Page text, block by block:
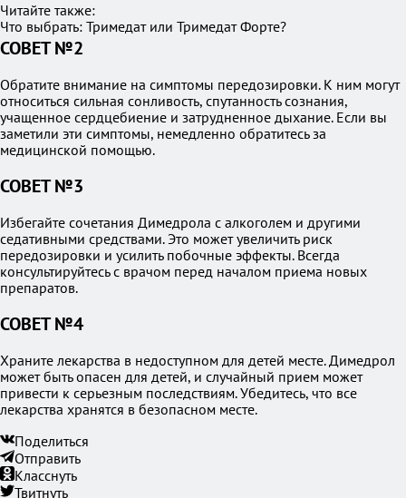
Читайте также:
Что выбрать: Тримедат или Тримедат Форте?
СОВЕТ №2
Обратите внимание на симптомы передозировки. К ним могут
относиться сильная сонливость, спутанность сознания,
учащенное сердцебиение и затрудненное дыхание. Если вы
заметили эти симптомы, немедленно обратитесь за
медицинской помощью.
СОВЕТ №3
Избегайте сочетания Димедрола с алкоголем и другими
седативными средствами. Это может увеличить риск
передозировки и усилить побочные эффекты. Всегда
консультируйтесь с врачом перед началом приема новых
препаратов.
СОВЕТ №4
Храните лекарства в недоступном для детей месте. Димедрол
может быть опасен для детей, и случайный прием может
привести к серьезным последствиям. Убедитесь, что все
лекарства хранятся в безопасном месте.
Поделиться
Отправить
Класснуть
Твитнуть